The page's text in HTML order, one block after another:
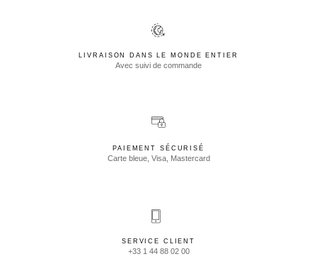
LIVRAISON DANS LE MONDE ENTIER
Avec suivi de commande
PAIEMENT SÉCURISÉ
Carte bleue, Visa, Mastercard
SERVICE CLIENT
+33 1 44 88 02 00